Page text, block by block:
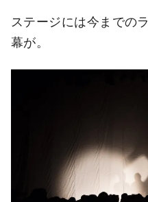
ステージには今までの
幕が。